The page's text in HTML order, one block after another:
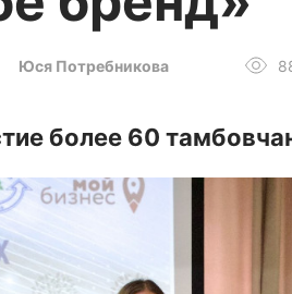
Юся Потребникова
более 60